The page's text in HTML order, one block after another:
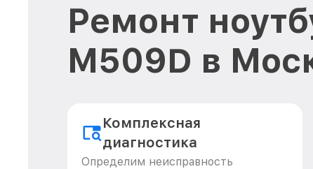
Ремонт
M509D в
Комплексная
диагностика
Определим неисправность